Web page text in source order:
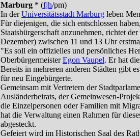
Marburg * (fjh/pm)
In derUniversitätsstadt Marburg leben
Für diejenigen, die sich entschlossen
Staatsbürgerschaft anzunehmen, richtet
Dezember) zwischen 11 und 13 Uhr
"Es soll ein offizielles und persönliches
OberbürgermeisterEgon Vaupel. Er hat
Bereits in mehreren anderen Städten gibt
für neu Eingebürgerte.
Gemeinsam mit Vertretern der
Ausländerbeirats, der Gemeinwesen-
die Einzelpersonen oder Familien mit
hat die Verwaltung einen Rahmen für
abgesteckt.
Gefeiert wird im Historischen Saal des